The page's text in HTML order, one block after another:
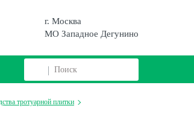
г. Москва
МО Западное Дегунино
тротуарной плитки